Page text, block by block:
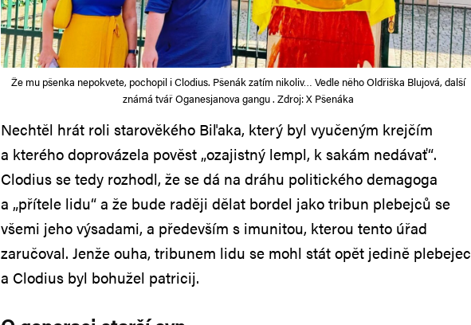
Že mu pšenka nepokvete, pochopil i Clodius. Pšenák zatím nikoliv… Vedle něho Oldřiška Blujová, další
známá tvář Oganesjanova gangu . Zdroj: X Pšenáka
Nechtěl hrát roli starověkého Biľaka, který byl vyučeným krejčím
a kterého doprovázela pověst „ozajistný lempl, k sakám nedávať“.
Clodius se tedy rozhodl, že se dá na dráhu politického demagoga
a „přítele lidu“ a že bude raději dělat bordel jako tribun plebejců se
všemi jeho výsadami, a především s imunitou, kterou tento úřad
zaručoval. Jenže ouha, tribunem lidu se mohl stát opět jedině plebejec
a Clodius byl bohužel patricij.